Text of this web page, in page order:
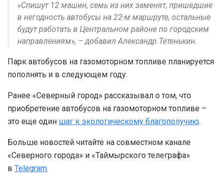
«Спишут 12 машин, семь из них заменят, пришедшие
в негодность автобусы на 22-м маршруте, остальные
будут работать в Центральном районе по городским
направлениям», – добавил Александр Тетенькин.
Парк автобусов на газомоторном топливе планируется
пополнять и в следующем году.
Ранее «Северный город» рассказывал о том, что
приобретение автобусов на газомоторном топливе –
это еще один шаг к экологическому благополучию.
Больше новостей читайте на совместном канале
«Северного города» и «Таймырского телеграфа»
в Telegram.